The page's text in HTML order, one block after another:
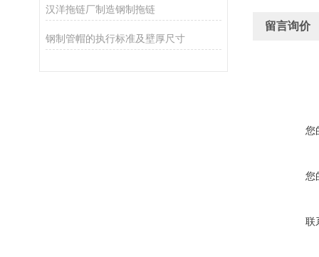
汉洋拖链厂制造钢制拖链
钢制管帽的执行标准及壁厚尺寸
留言询价
您
您
联